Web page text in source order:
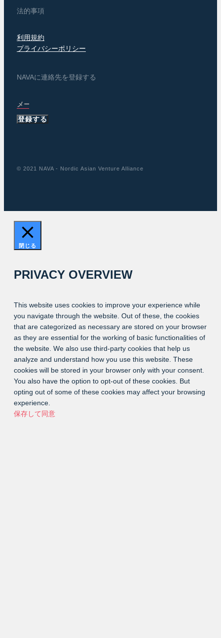
法的事項
利用規約
プライバシーポリシー
NAVAに連絡先を登録する
登録する
© 2021 NAVA - Nordic Asian Venture Alliance
閉じる
PRIVACY OVERVIEW
This website uses cookies to improve your experience while
you navigate through the website. Out of these, the cookies
that are categorized as necessary are stored on your browser
as they are essential for the working of basic functionalities of
the website. We also use third-party cookies that help us
analyze and understand how you use this website. These
cookies will be stored in your browser only with your consent.
You also have the option to opt-out of these cookies. But
opting out of some of these cookies may affect your browsing
experience.
保存して同意